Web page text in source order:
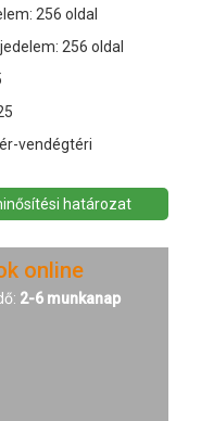
256 oldal
256 oldal
vendégtéri
határozat
online
2-6 munkanap